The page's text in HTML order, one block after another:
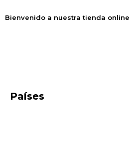
Bienvenido a nuestra tienda online
Países